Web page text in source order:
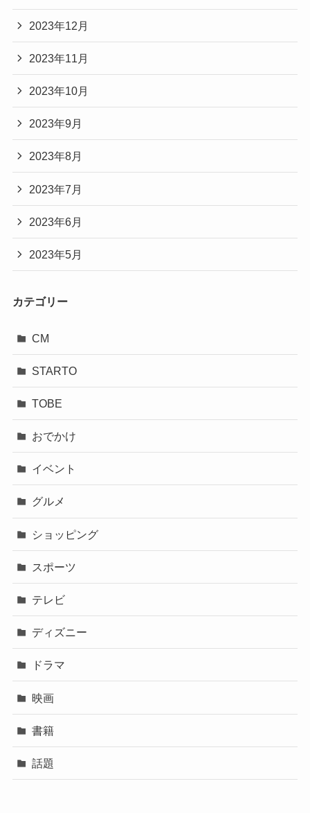
2023年12月
2023年11月
2023年10月
2023年9月
2023年8月
2023年7月
2023年6月
2023年5月
カテゴリー
CM
STARTO
TOBE
おでかけ
イベント
グルメ
ショッピング
スポーツ
テレビ
ディズニー
ドラマ
映画
書籍
話題